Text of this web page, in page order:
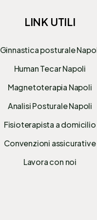
LINK UTILI
Ginnastica posturale
Human Tecar Napoli
Magnetoterapia Napoli
Analisi Posturale Napoli
Fisioterapista a domicilio
Convenzioni assicurative
Lavora con noi